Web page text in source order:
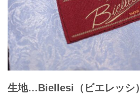
生地…Biellesi（ビエレッシ）